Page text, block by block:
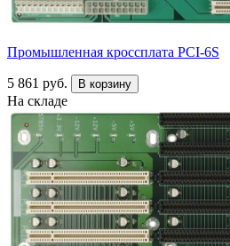
Промышленная кроссплата PCI-6S
5 861 руб. В корзину
На складе